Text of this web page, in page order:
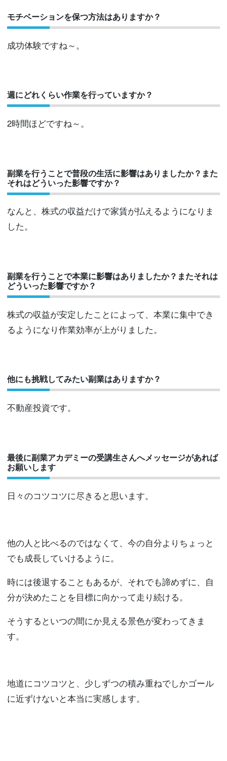
モチベーションを保つ方法はありますか？
成功体験ですね～。
週にどれくらい作業を行っていますか？
2時間ほどですね～。
副業を行うことで普段の生活に影響はありましたか？また
それはどういった影響ですか？
なんと、株式の収益だけで家賃が払えるようになりま
した。
副業を行うことで本業に影響はありましたか？またそれは
どういった影響ですか？
株式の収益が安定したことによって、本業に集中でき
るようになり作業効率が上がりました。
他にも挑戦してみたい副業はありますか？
不動産投資です。
最後に副業アカデミーの受講生さんへメッセージがあれば
お願いします
日々のコツコツに尽きると思います。
他の人と比べるのではなくて、今の自分よりちょっと
でも成長していけるように。
時には後退することもあるが、それでも諦めずに、自
分が決めたことを目標に向かって走り続ける。
そうするといつの間にか見える景色が変わってきま
す。
地道にコツコツと、少しずつの積み重ねでしかゴール
に近ずけないと本当に実感します。